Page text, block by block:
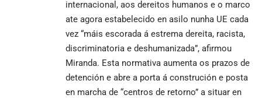
internacional, aos dereitos humanos e o marco
ate agora estabelecido en asilo nunha UE cada
vez “máis escorada á estrema dereita, racista,
discriminatoria e deshumanizada”, afirmou
Miranda. Esta normativa aumenta os prazos de
detención e abre a porta á construción e posta
en marcha de “centros de retorno” a situar en